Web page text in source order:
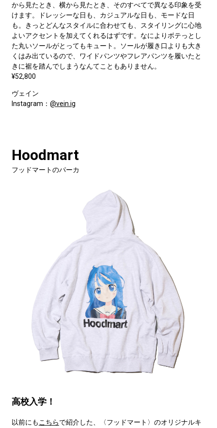
から見たとき、横から見たとき、そのすべてで異なる印象を受
けます。ドレッシーな日も、カジュアルな日も、モードな日
も。きっとどんなスタイルに合わせても、スタイリングに心地
よいアクセントを加えてくれるはずです。なによりボテっとし
た丸いソールがとってもキュート。ソールが履き口よりも大き
くはみ出ているので、ワイドパンツやフレアパンツを履いたと
きに裾を踏んでしまうなんてこともありません。
¥52,800
ヴェイン
Instagram： @vein.ig
Hoodmart
フッドマートのパーカ
高校入学！
以前にも こちらで紹介した、〈フッドマート〉のオリジナルキ